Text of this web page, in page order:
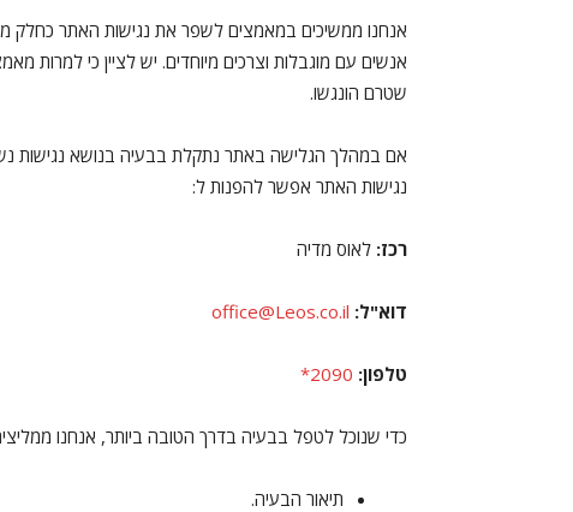
אנחנו ממשיכים במאמצים לשפר את נגישות האתר כחלק
אנשים עם מוגבלות וצרכים מיוחדים. יש לציין כי למרות
שטרם הונגשו.
אם במהלך הגלישה באתר נתקלת בבעיה בנושא נגישות
נגישות האתר אפשר להפנות ל:
רכז: לאוס מדיה
דוא"ל: office@Leos.co.il
טלפון: 2090*
כדי שנוכל לטפל בבעיה בדרך הטובה ביותר, אנחנו
תיאור הבעיה.